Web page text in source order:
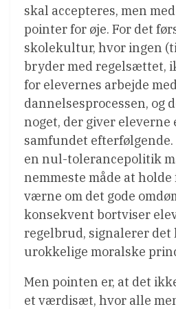
skal accepteres, men
pointer for øje. For det
skolekultur, hvor ingen
bryder med regelsættet,
for elevernes arbejde
dannelsesprocessen, og
noget, der giver
samfundet
en nul-tolerancepolitik
nemmeste måde at
værne om det gode
konsekvent bortviser
regelbrud, signalerer
urokkelige moralske
Men pointen er, at det
et værdisæt, hvor alle